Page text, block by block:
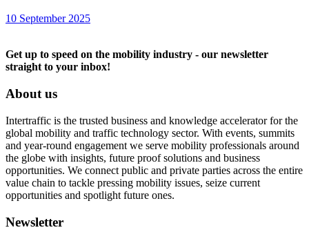
10 September 2025
Get up to speed on the mobility industry - our newsletter
straight to your inbox!
About us
Intertraffic is the trusted business and knowledge accelerator for the
global mobility and traffic technology sector. With events, summits
and year-round engagement we serve mobility professionals around
the globe with insights, future proof solutions and business
opportunities. We connect public and private parties across the entire
value chain to tackle pressing mobility issues, seize current
opportunities and spotlight future ones.
Newsletter